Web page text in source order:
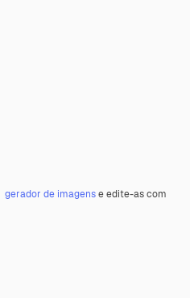
gerador de imagense edite-as com